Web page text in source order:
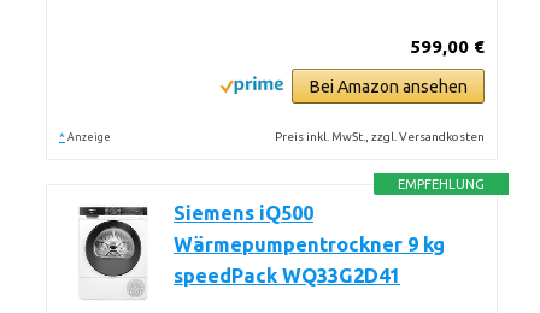
599,00 €
Bei Amazon ansehen
* Anzeige Preis inkl. MwSt., zzgl. Versandkosten
EMPFEHLUNG
Siemens iQ500
Wärmepumpentrockner 9 kg
speedPack WQ33G2D41